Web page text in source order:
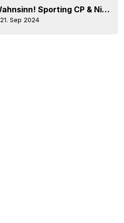
Wahnsinn! Sporting CP & Nike veröffentlichen 9! Trikots in der Saison 2025-26
21. Sep 2024